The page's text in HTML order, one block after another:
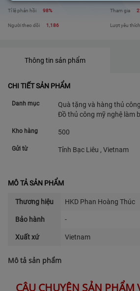
Tỉ lệ phản hồi 98% Tham gia
Người theo dõi 1,186 Lượt yêu thích
Thông tin sản phẩm
CHI TIẾT SẢN PHẨM
Danh mục
Quà tặng và hàng thủ
Đồ thủ công mỹ nghệ làm
Kho hàng 500
Gửi từ Tỉnh Bạc Liêu , Vietnam
MÔ TẢ SẢN PHẨM
Thương hiệu HKD Phan Hoàng Thúc
Bảo hành -
Xuất xứ Vietnam
Mô tả sản phẩm
CÂU CHUYỆN SẢN PHẨM